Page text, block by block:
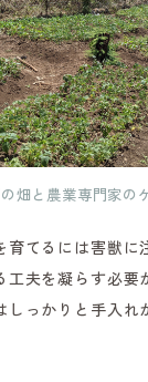
畑と農業専門家の
育てるには害獣に
夫を凝らす必要
しっかりと手入れ